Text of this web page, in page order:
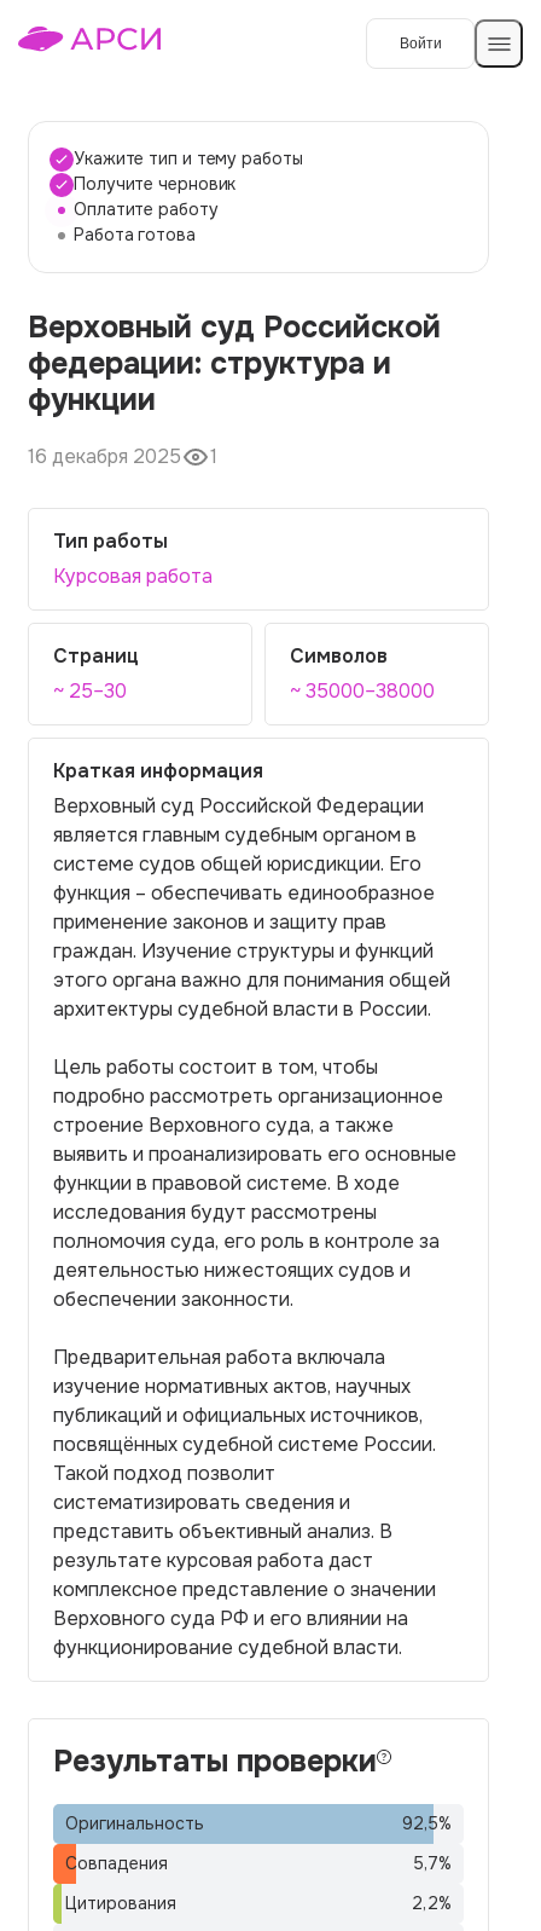
Войти
Темы работ
О сервисе
О компании
Наши гарантии
Вопросы и ответы
Контакты
Укажите тип и тему работы
Получите черновик
Оплатите работу
Работа готова
Верховный суд Российской
федерации: структура и
функции
16 декабря 2025 1
Тип работы
Курсовая работа
Страниц
~ 25–30
Символов
~ 35000–38000
Краткая информация
Верховный суд Российской Федерации
является главным судебным органом в
системе судов общей юрисдикции. Его
функция – обеспечивать единообразное
применение законов и защиту прав
граждан. Изучение структуры и функций
этого органа важно для понимания общей
архитектуры судебной власти в России.
Цель работы состоит в том, чтобы
подробно рассмотреть организационное
строение Верховного суда, а также
выявить и проанализировать его основные
функции в правовой системе. В ходе
исследования будут рассмотрены
полномочия суда, его роль в контроле за
деятельностью нижестоящих судов и
обеспечении законности.
Предварительная работа включала
изучение нормативных актов, научных
публикаций и официальных источников,
посвящённых судебной системе России.
Такой подход позволит
систематизировать сведения и
представить объективный анализ. В
результате курсовая работа даст
комплексное представление о значении
Верховного суда РФ и его влиянии на
функционирование судебной власти.
Результаты проверки
Оригинальность 92,5%
Совпадения
5,7%
Цитирования
2,2%